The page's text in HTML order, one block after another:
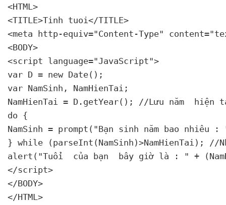
<HTML>
<TITLE>Tinh tuoi</TITLE>
<meta http-equiv="Content-Type"
<BODY>
<script language="JavaScript">
var D = new Date();
var NamSinh , NamHienTai;
NamHienTai = D.getYear(); //Lưu năm
hiện
do {
NamSinh = prompt("Bạn sinh năm bao
} while (parseInt(NamSinh)>NamHienTai);
alert("Tuổi
của bạn
bây giờ là : " +
</script>
</BODY>
</HTML>